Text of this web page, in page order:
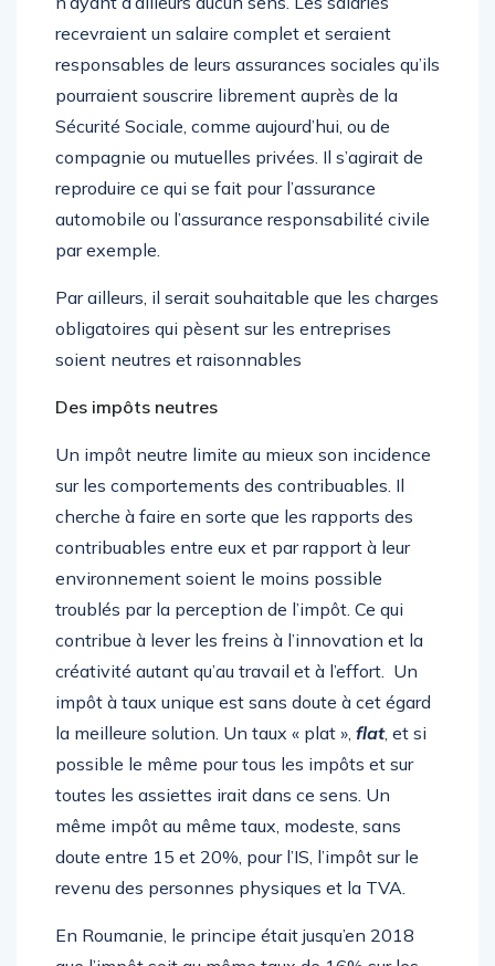
n’ayant d’ailleurs aucun sens. Les salariés
recevraient un salaire complet et seraient
responsables de leurs assurances sociales qu’ils
pourraient souscrire librement auprès de la
Sécurité Sociale, comme aujourd’hui, ou de
compagnie ou mutuelles privées. Il s’agirait de
reproduire ce qui se fait pour l’assurance
automobile ou l’assurance responsabilité civile
Par ailleurs, il serait souhaitable que les charges
obligatoires qui pèsent sur les entreprises
Un impôt neutre limite au mieux son incidence
sur les comportements des contribuables. Il
cherche à faire en sorte que les rapports des
contribuables entre eux et par rapport à leur
environnement soient le moins possible
troublés par la perception de l’impôt. Ce qui
contribue à lever les freins à l’innovation et la
créativité autant qu’au travail et à l’effort. Un
impôt à taux unique est sans doute à cet égard
la meilleure solution. Un taux « plat »,flat, et si
possible le même pour tous les impôts et sur
toutes les assiettes irait dans ce sens. Un
même impôt au même taux, modeste, sans
doute entre 15 et 20%, pour l’IS, l’impôt sur le
En Roumanie, le principe était jusqu’en 2018